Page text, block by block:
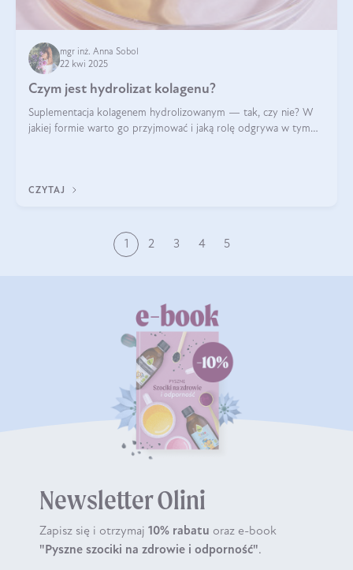
mgr inż. Anna Sobol
22 kwi 2025
Czym jest hydrolizat kolagenu?
Suplementacja kolagenem hydrolizowanym — tak, czy nie? W
jakiej formie warto go przyjmować i jaką rolę odgrywa w tym
CZYTAJ
1 2 3 4 5
Newsletter Olini
Zapisz się i otrzymaj 10% rabatu oraz e-book
"Pyszne szociki na zdrowie i odporność".